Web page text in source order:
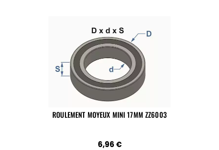
ROULEMENT MOYEUX MINI 17MM ZZ6003
6,96 €